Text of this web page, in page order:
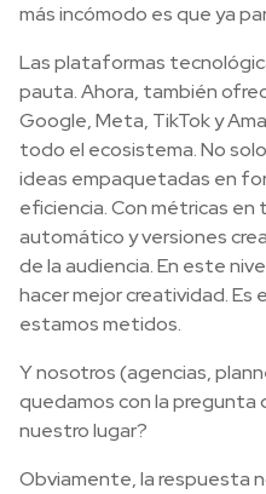
más incómodo es que ya
Las plataformas
pauta. Ahora, también
Google, Meta, TikTok y
todo el ecosistema. No
ideas empaquetadas en
eficiencia. Con métricas
automático y versiones
de la audiencia. En este
hacer mejor creatividad.
estamos metidos.
Y nosotros (agencias,
quedamos con la pregunta
nuestro lugar?
Obviamente, la respuesta